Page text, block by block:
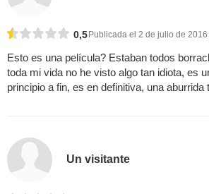
0,5 Publicada el 2 de julio de 2016
Esto es una película? Estaban todos
toda mi vida no he visto algo tan idiota, es
principio a fin, es en definitiva, una aburrida
Un visitante